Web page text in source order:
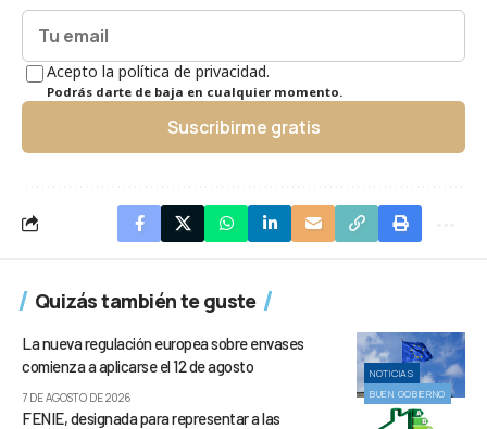
Acepto la política de privacidad.
Podrás darte de baja en cualquier momento.
Suscribirme gratis
Quizás también te guste
NOTICIAS
BUEN GOBIERNO
La nueva regulación europea sobre envases
comienza a aplicarse el 12 de agosto
7 DE AGOSTO DE 2026
FENIE, designada para representar a las